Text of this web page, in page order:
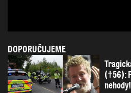
DOPORUČUJEME
(†56):
nehody!